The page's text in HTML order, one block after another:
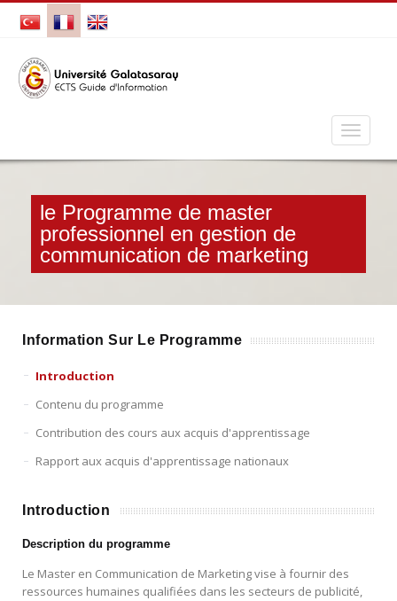
le Programme de master
professionnel en gestion de
communication de marketing
Information Sur Le Programme
Introduction
Contenu du programme
Contribution des cours aux acquis d'apprentissage
Rapport aux acquis d'apprentissage nationaux
Introduction
Description du programme
Le Master en Communication de Marketing vise à fournir des
ressources humaines qualifiées dans les secteurs de publicité,